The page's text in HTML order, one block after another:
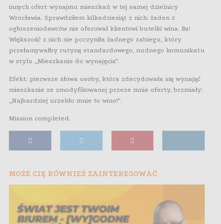
innych ofert wynajmu mieszkań w tej samej dzielnicy
Wrocławia. Sprawdziłem kilkadziesiąt z nich: żaden z
ogłoszeniodawców nie oferował klientowi butelki wina. Ba!
Większość z nich nie poczyniła żadnego zabiegu, który
przełamywałby rutynę standardowego, nudnego komunikatu
w stylu „Mieszkanie do wynajęcia”.
Efekt: pierwsze słowa osoby, która zdecydowała się wynająć
mieszkanie ze zmodyfikowanej przeze mnie oferty, brzmiały:
„Najbardziej urzekło mnie to wino!”.
Mission completed.
MOŻE CIĘ RÓWNIEŻ ZAINTERESOWAĆ